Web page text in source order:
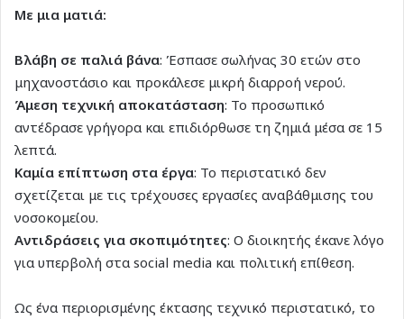
Με μια ματιά:
Βλάβη σε παλιά βάνα: Έσπασε σωλήνας 30 ετών στο
μηχανοστάσιο και προκάλεσε μικρή διαρροή νερού.
Άμεση τεχνική αποκατάσταση: Το προσωπικό
αντέδρασε γρήγορα και επιδιόρθωσε τη ζημιά μέσα σε 15
λεπτά.
Καμία επίπτωση στα έργα: Το περιστατικό δεν
σχετίζεται με τις τρέχουσες εργασίες αναβάθμισης του
νοσοκομείου.
Αντιδράσεις για σκοπιμότητες: Ο διοικητής έκανε λόγο
για υπερβολή στα social media και πολιτική επίθεση.
Ως ένα περιορισμένης έκτασης τεχνικό περιστατικό, το